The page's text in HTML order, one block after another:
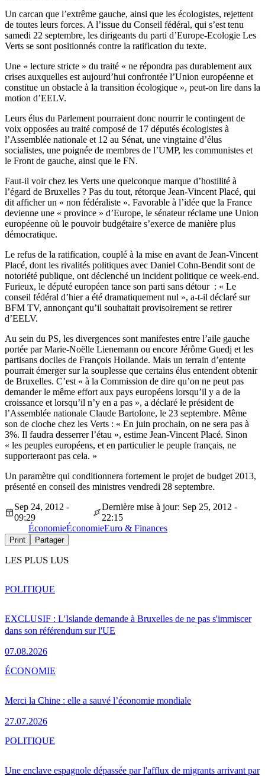
Un carcan que l’extrême gauche, ainsi que les écologistes, rejettent
de toutes leurs forces. A l’issue du Conseil fédéral, qui s’est tenu
samedi 22 septembre, les dirigeants du parti d’Europe-Ecologie Les
Verts se sont positionnés contre la ratification du texte.
Une « lecture stricte » du traité « ne répondra pas durablement aux
crises auxquelles est aujourd’hui confrontée l’Union européenne et
constitue un obstacle à la transition écologique », peut-on lire dans la
motion d’EELV.
Leurs élus du Parlement pourraient donc nourrir le contingent de
voix opposées au traité composé de 17 députés écologistes à
l’Assemblée nationale et 12 au Sénat, une vingtaine d’élus
socialistes, une poignée de membres de l’UMP, les communistes et
le Front de gauche, ainsi que le FN.
Faut-il voir chez les Verts une quelconque marque d’hostilité à
l’égard de Bruxelles ? Pas du tout, rétorque Jean-Vincent Placé, qui
dit afficher un « non fédéraliste ». Favorable à l’idée que la France
devienne une « province » d’Europe, le sénateur réclame une Union
européenne où le pouvoir budgétaire s’exerce de manière plus
démocratique.
Le refus de la ratification, couplé à la mise en avant de Jean-Vincent
Placé, dont les rivalités politiques avec Daniel Cohn-Bendit sont de
notoriété publique, ont déclenché un incident politique ce week-end.
Furieux, le député européen tance son parti sans détour : « Le
conseil fédéral d’hier a été dramatiquement nul », a-t-il déclaré sur
BFM TV, annonçant qu’il souhaitait provisoirement se retirer
d’EELV.
Au sein du PS, les divergences sont manifestes entre l’aile gauche
portée par Marie-Noëlle Lienemann ou encore Jérôme Guedj et les
partisans dociles de François Hollande. Mais un terrain d’entente
pourrait émerger sur la souplesse que certains élus entendent obtenir
de Bruxelles. C’est « à la Commission de dire qu’on ne peut pas
demander le même effort aux pays européens lorsqu’il y a de la
croissance et lorsqu’il n’y en a pas », a déclaré le président de
l’Assemblée nationale Claude Bartolone, le 23 septembre. Même
son de cloche chez les Verts : « En juin prochain, on ne sera pas à
3%. Il faudra desserrer l’étau », estime Jean-Vincent Placé. Sinon
« les peuples européens, et en particulier le peuple français, ne
supporteraont pas cela. »
Un paramètre qui conditionnera fortement le projet de budget 2013,
présenté en conseil des ministres vendredi 28 septembre.
Sep 24, 2012 -
09:29
Dernière mise à jour: Sep 25, 2012 -
22:15
ÉconomieÉconomieEuro & Finances
Print Partager
LES PLUS LUS
EXCLUSIF : L'Islande demande à Bruxelles de ne pas s'immiscer
dans son référendum sur l'UE
07.08.2026
POLITIQUE
Merci la Chine : elle a sauvé l’économie mondiale
27.07.2026
ÉCONOMIE
Une enclave espagnole dépassée par l'afflux de migrants arrivant par
POLITIQUE